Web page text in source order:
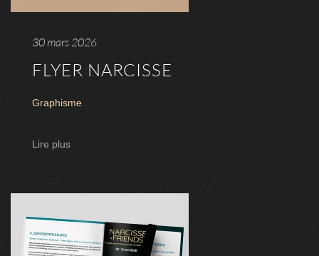
30 mars 2026
FLYER NARCISSE
Graphisme
Lire plus